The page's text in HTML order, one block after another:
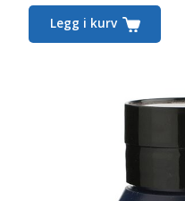
Legg i kurv